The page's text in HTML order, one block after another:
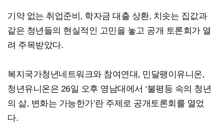
기약 없는 취업준비, 학자금 대출 상환, 치솟는 집값과
같은 청년들의 현실적인 고민을 놓고 공개 토론회가 열
려 주목받았다.
복지국가청년네트워크와 참여연대, 민달팽이유니온,
청년유니온은 26일 오후 영남대에서 ‘불평등 속의 청년
의 삶, 변화는 가능한가’란 주제로 공개토론회를 열었
다.